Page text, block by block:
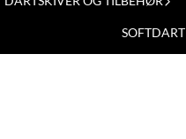
SOFTDART